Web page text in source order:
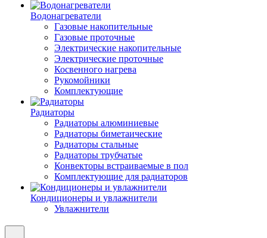
Водонагреватели
Газовые накопительные
Газовые проточные
Электрические накопительные
Электрические проточные
Косвенного нагрева
Рукомойники
Комплектующие
Радиаторы
Радиаторы алюминиевые
Радиаторы биметаические
Радиаторы стальные
Радиаторы трубчатые
Конвекторы встраиваемые в пол
Комплектующие для радиаторов
Кондиционеры и увлажнители
Увлажнители